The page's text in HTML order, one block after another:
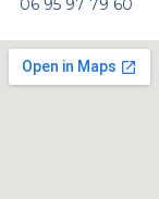
06 95 97 79 60